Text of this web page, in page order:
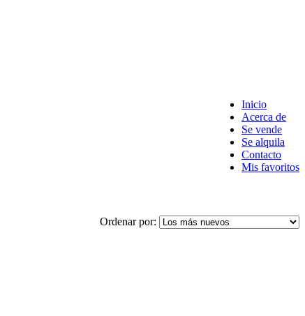
Inicio
Acerca de
Se vende
Se alquila
Contacto
Mis favoritos
Ordenar por: